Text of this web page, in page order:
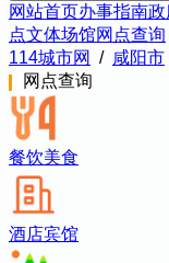
网站首页办事指南政
点文体场馆网点查询
114城市网
/ 咸阳市
网点查询
餐饮美食
酒店宾馆